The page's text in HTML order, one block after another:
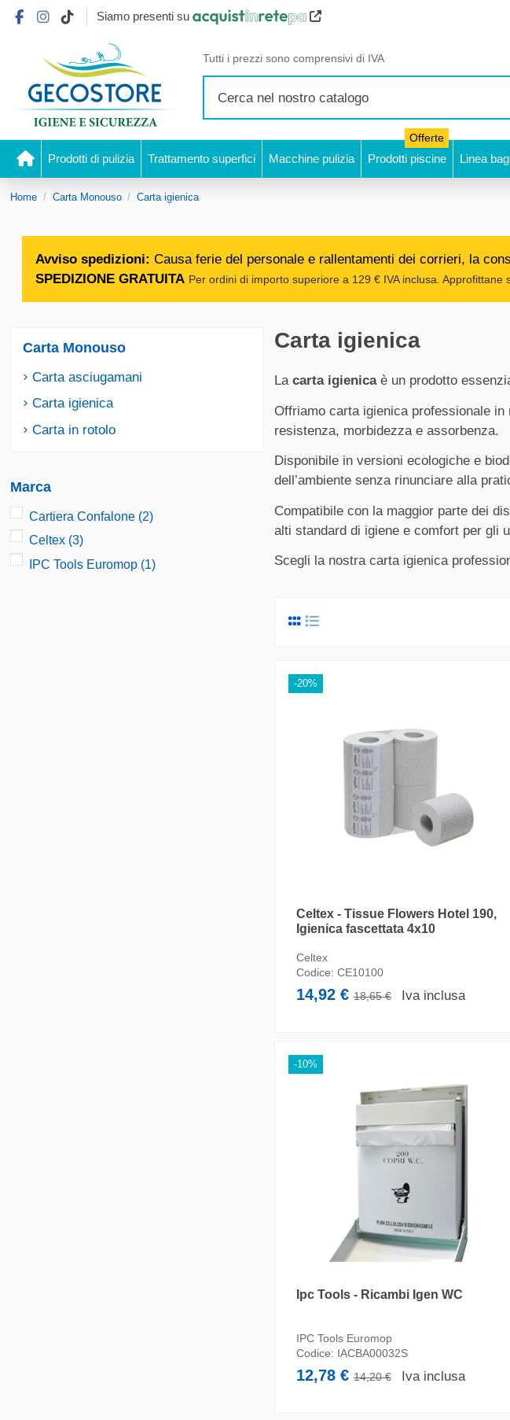
Siamo presenti su
Tutti i prezzi sono comprensivi di IVA
Prodotti di pulizia Trattamento superfici Macchine pulizia Prodotti piscine
Offerte
Linea
Home Carta Monouso Carta igienica
Avviso spedizioni: Causa ferie del personale e rallentamenti dei corrieri, la
SPEDIZIONE GRATUITA Per ordini di importo superiore a 129 € IVA inclusa. Approfittane
Carta igienica
La carta igienicaè un prodotto
Offriamo carta igienica professionale
resistenza, morbidezza e assorbenza.
Disponibile in versioni ecologiche e
dell’ambiente senza rinunciare alla
Compatibile con la maggior parte dei
alti standard di igiene e comfort per gli
Scegli la nostra carta igienica
-20%
Celtex - Tissue Flowers Hotel 190,
Igienica fascettata 4x10
Celtex
Codice: CE10100
14,92 €18,65 € Iva inclusa
-10%
Ipc Tools - Ricambi Igen WC
IPC Tools Euromop
Codice: IACBA00032S
12,78 €14,20 € Iva inclusa
Carta Monouso
Carta asciugamani
Carta igienica
Carta in rotolo
Marca
Cartiera Confalone (2)
Celtex (3)
IPC Tools Euromop (1)